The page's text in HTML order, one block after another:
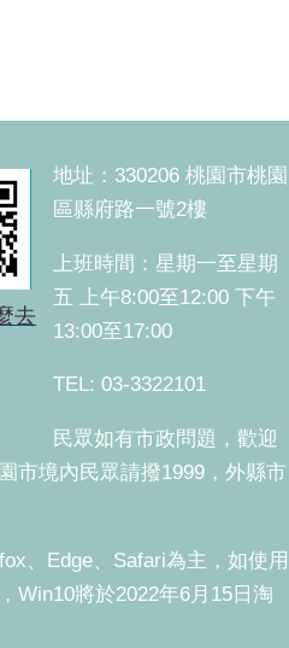
去
地址：330206 桃園市桃園
區縣府路一號2樓
上班時間：星期一至星期
五 上午8:00至12:00 下午
13:00至17:00
TEL: 03-3322101
民眾如有市政問題，歡迎
市境內民眾請撥1999，外縣市
、Edge、Safari為主，如使用
Win10將於2022年6月15日淘